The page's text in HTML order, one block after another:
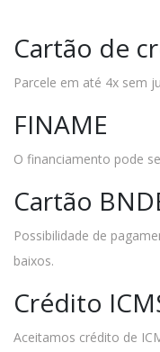
Cartão de
Parcele em até 4x sem
FINAME
O financiamento pode
Cartão
Possibilidade de
baixos.
Crédito
Aceitamos crédito de